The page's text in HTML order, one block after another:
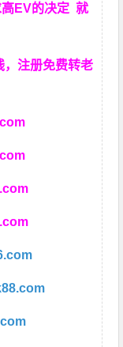
EV的决定就
，注册免费转老